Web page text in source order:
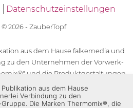
Datenschutzeinstellungen
2026 - ZauberTopf
aus dem Hause falkemedia und
zu den Unternehmen der Vorwerk-
und die Produktgestaltungen
Marken der Unternehmen
Thermomix®, die Zeichen TM5®,
aus dem Hause
Verbindung zu den
Die Marken Thermomix®, die